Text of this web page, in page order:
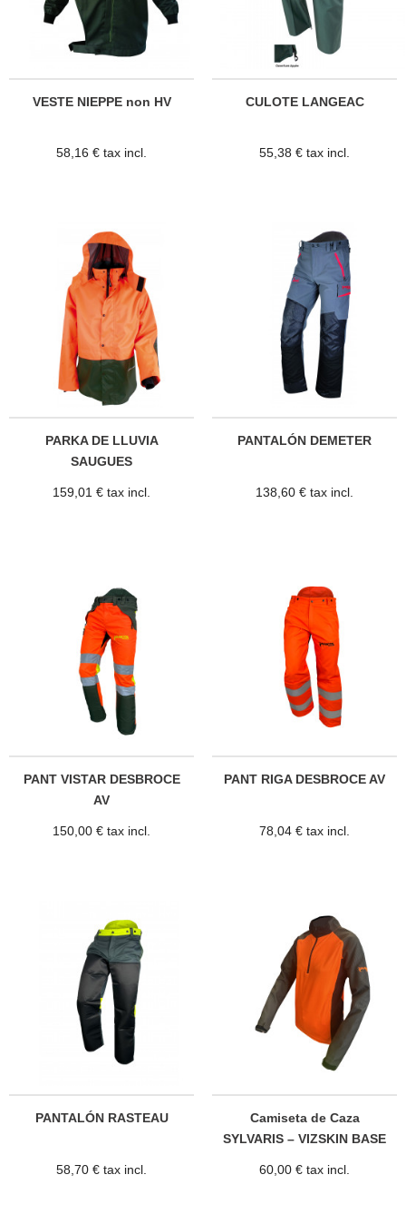
VESTE NIEPPE non HV
58,16 € tax incl.
CULOTE LANGEAC
55,38 € tax incl.
PARKA DE LLUVIA
SAUGUES
159,01 € tax incl.
PANTALÓN DEMETER
138,60 € tax incl.
PANT VISTAR DESBROCE
AV
150,00 € tax incl.
PANT RIGA DESBROCE AV
78,04 € tax incl.
PANTALÓN RASTEAU
58,70 € tax incl.
Camiseta de Caza
SYLVARIS – VIZSKIN BASE
60,00 € tax incl.